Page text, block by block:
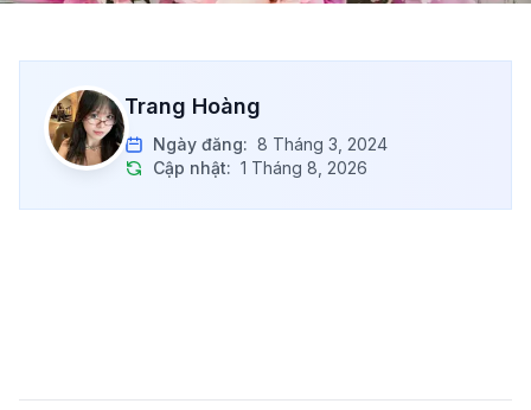
Trang Hoàng
Ngày đăng: 8 Tháng 3, 2024
Cập nhật: 1 Tháng 8, 2026